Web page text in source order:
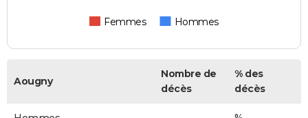
Femmes Hommes
Aougny
Nombre de
décès
% des
décès